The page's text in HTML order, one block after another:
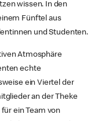
wissen. In den
Fünftel aus
und Studenten.
Atmosphäre
echte
ein Viertel der
an der Theke
ein Team von